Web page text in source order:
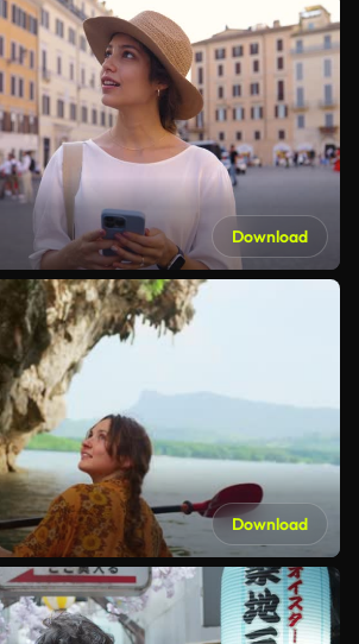
Download
Download